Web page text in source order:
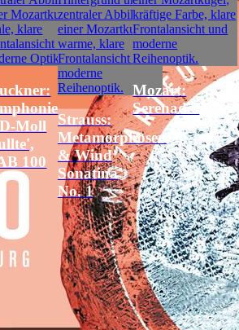
Moll
100
Strauss:
Metamorphosen
& Wind
Sonatina
No. 1
Mozart:
Serenades